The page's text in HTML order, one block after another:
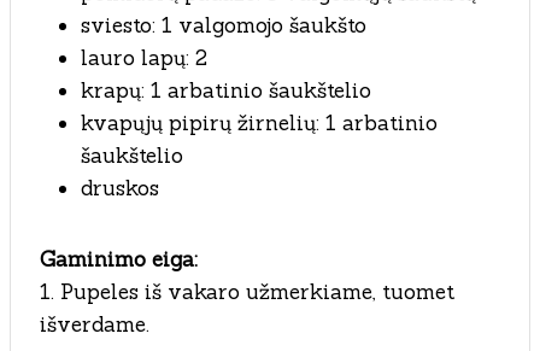
sviesto: 1 valgomojo šaukšto
lauro lapų: 2
krapų: 1 arbatinio šaukštelio
kvapųjų pipirų žirnelių: 1 arbatinio
šaukštelio
druskos
Gaminimo eiga:
1. Pupeles iš vakaro užmerkiame, tuomet
išverdame.